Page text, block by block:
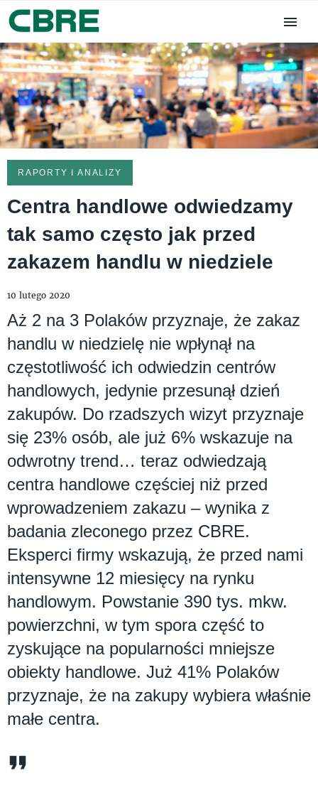
RAPORTY I ANALIZY
Centra handlowe odwiedzamy
tak samo często jak przed
zakazem handlu w niedziele
10 lutego 2020
Aż 2 na 3 Polaków przyznaje, że zakaz
handlu w niedzielę nie wpłynął na
częstotliwość ich odwiedzin centrów
handlowych, jedynie przesunął dzień
zakupów. Do rzadszych wizyt przyznaje
się 23% osób, ale już 6% wskazuje na
odwrotny trend… teraz odwiedzają
centra handlowe częściej niż przed
wprowadzeniem zakazu – wynika z
badania zleconego przez CBRE.
Eksperci firmy wskazują, że przed nami
intensywne 12 miesięcy na rynku
handlowym. Powstanie 390 tys. mkw.
powierzchni, w tym spora część to
zyskujące na popularności mniejsze
obiekty handlowe. Już 41% Polaków
przyznaje, że na zakupy wybiera właśnie
małe centra.